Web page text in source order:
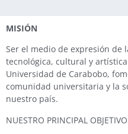
MISIÓN
Ser el medio de expresión de
tecnológica, cultural y
Universidad de Carabobo,
comunidad universitaria y la
nuestro país.
NUESTRO PRINCIPAL OBJETIVO